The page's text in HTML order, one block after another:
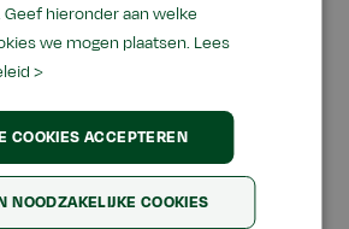
en er wordt ingegaan
begeleiding van het leren waar
en plezier belangrijke
zijn.
collega’s
hieronder aan welke
we mogen plaatsen. Lees
>
COOKIES ACCEPTEREN
NOODZAKELIJKE COOKIES